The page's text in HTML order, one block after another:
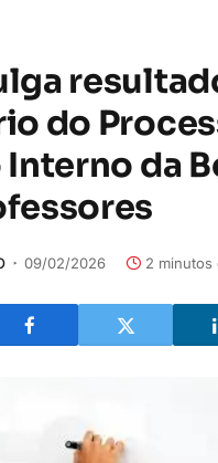
do
da
09/02/2026 2 minutos